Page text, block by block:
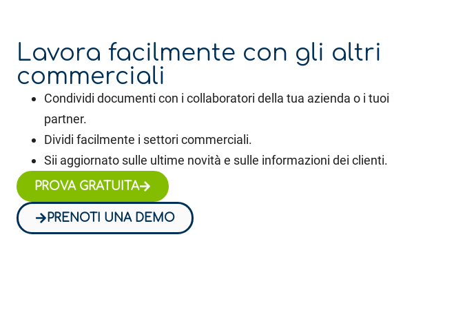
Lavora facilmente con gli altri
commerciali
Condividi documenti con i collaboratori della tua azienda o i tuoi
partner.
Dividi facilmente i settori commerciali.
Sii aggiornato sulle ultime novità e sulle informazioni dei clienti.
PROVA GRATUITA
PRENOTI UNA DEMO